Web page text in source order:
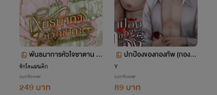
พันธนาการหัวใจซาตาน (ผู้
กองปราบ x จันทร์เจ้าขา)
รักโรแมนติก
sunflower
249 บาท
ปกป้องของกองทัพ (กองทั
Y
sunflower
89 บาท